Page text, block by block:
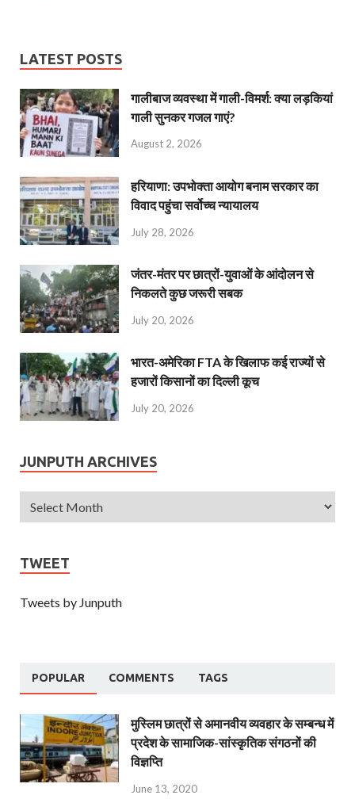
LATEST POSTS
गालीबाज व्‍यवस्‍था में गाली-विमर्श: क्या लड़कियां
गाली सुनकर गजल गाएं?
August 2, 2026
हरियाणा: उपभोक्ता आयोग बनाम सरकार का
विवाद पहुंचा सर्वोच्च न्यायालय
July 28, 2026
जंतर-मंतर पर छात्रों-युवाओं के आंदोलन से
निकलते कुछ जरूरी सबक
July 20, 2026
भारत-अमेरिका FTA के खिलाफ कई राज्यों से
हजारों किसानों का दिल्ली कूच
July 20, 2026
JUNPUTH ARCHIVES
TWEET
Tweets by Junputh
POPULAR COMMENTS TAGS
मुस्लिम छात्रों से अमानवीय व्यवहार के सम्बन्ध में
प्रदेश के सामाजिक-सांस्कृतिक संगठनों की
विज्ञप्ति
June 13, 2020